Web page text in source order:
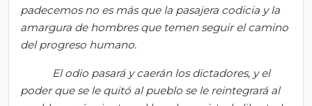
padecemos no es más que la pasajera codicia y la
amargura de hombres que temen seguir el camino
del progreso humano.
El odio pasará y caerán los dictadores, y el
poder que se le quitó al pueblo se le reintegrará al